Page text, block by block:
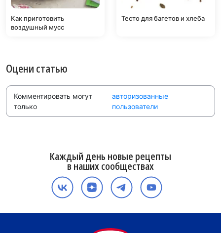
Как приготовить
воздушный мусс
Тесто для багетов и хлеба
Оцени статью
Комментировать могут
только
авторизованные
пользователи
Каждый день новые рецепты
в наших сообществах